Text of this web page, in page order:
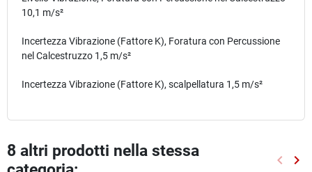
10,1 m/s²
Incertezza Vibrazione (Fattore K), Foratura con Percussione
nel Calcestruzzo 1,5 m/s²
Incertezza Vibrazione (Fattore K), scalpellatura 1,5 m/s²
8 altri prodotti nella stessa
keyboard_arrow_left keyboard_arrow_right